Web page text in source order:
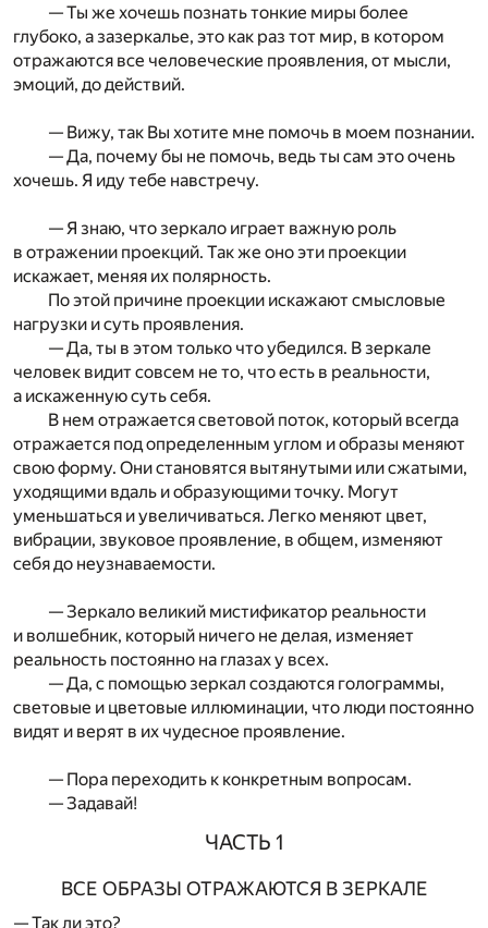
— Ты же хочешь познать тонкие миры более
глубоко, а зазеркалье, это как раз тот мир, в котором
отражаются все человеческие проявления, от мысли,
эмоций, до действий.
— Вижу, так Вы хотите мне помочь в моем познании.
— Да, почему бы не помочь, ведь ты сам это очень
хочешь. Я иду тебе навстречу.
— Я знаю, что зеркало играет важную роль
в отражении проекций. Так же оно эти проекции
искажает, меняя их полярность.
По этой причине проекции искажают смысловые
нагрузки и суть проявления.
— Да, ты в этом только что убедился. В зеркале
человек видит совсем не то, что есть в реальности,
а искаженную суть себя.
В нем отражается световой поток, который всегда
отражается под определенным углом и образы меняют
свою форму. Они становятся вытянутыми или сжатыми,
уходящими вдаль и образующими точку. Могут
уменьшаться и увеличиваться. Легко меняют цвет,
вибрации, звуковое проявление, в общем, изменяют
себя до неузнаваемости.
— Зеркало великий мистификатор реальности
и волшебник, который ничего не делая, изменяет
реальность постоянно на глазах у всех.
— Да, с помощью зеркал создаются голограммы,
световые и цветовые иллюминации, что люди постоянно
видят и верят в их чудесное проявление.
— Пора переходить к конкретным вопросам.
— Задавай!
ЧАСТЬ 1
ВСЕ ОБРАЗЫ ОТРАЖАЮТСЯ В ЗЕРКАЛЕ
— Так ли это?